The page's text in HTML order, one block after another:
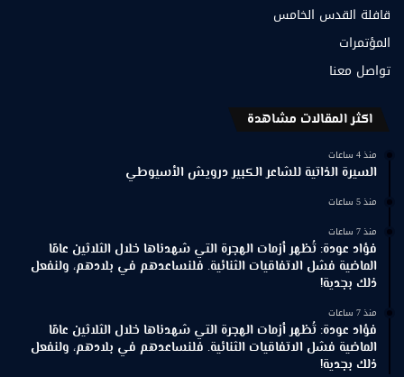
قافلة القدس الخامس
المؤتمرات
تواصل معنا
اكثر المقالات مشاهدة
منذ 4 ساعات
السيرة الذاتية للشاعر الكبير درويش الأسيوطي
منذ 5 ساعات
منذ 7 ساعات
فؤاد عودة: تُظهر أزمات الهجرة التي شهدناها خلال الثلاثين عامًا
الماضية فشل الاتفاقيات الثنائية. فلنساعدهم في بلادهم، ولنفعل
ذلك بجدية!
منذ 7 ساعات
فؤاد عودة: تُظهر أزمات الهجرة التي شهدناها خلال الثلاثين عامًا
الماضية فشل الاتفاقيات الثنائية. فلنساعدهم في بلادهم، ولنفعل
ذلك بجدية!